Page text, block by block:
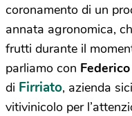
coronamento di un
annata agronomica,
frutti durante il
parliamo con
di Firriato, azienda
vitivinicolo per